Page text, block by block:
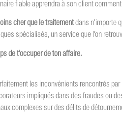
fiable apprendra à son client
cher que le traitementdans n’importe
spécialisés, un service que l’on
de t’occuper de ton affaire.
les inconvénients rencontrés
impliqués dans des fraudes ou
complexes sur des délits de